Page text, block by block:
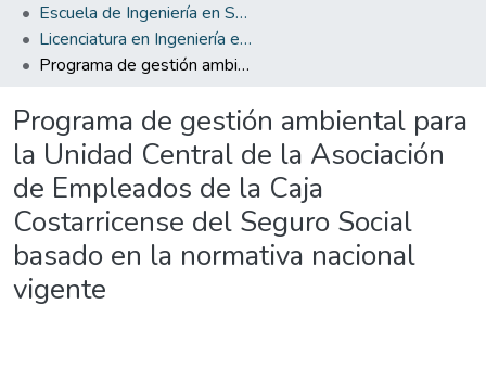
Escuela de Ingeniería en Seguridad Laboral e Higiene Ambiental
Licenciatura en Ingeniería en Seguridad Laboral e Higiene Ambiental
Programa de gestión ambiental para la Unidad Central de la Asociación de Empleados de la Caja Costarricense del Seguro Social basado en la normativa nacional vigente
Programa de gestión ambiental para
la Unidad Central de la Asociación
de Empleados de la Caja
Costarricense del Seguro Social
basado en la normativa nacional
vigente